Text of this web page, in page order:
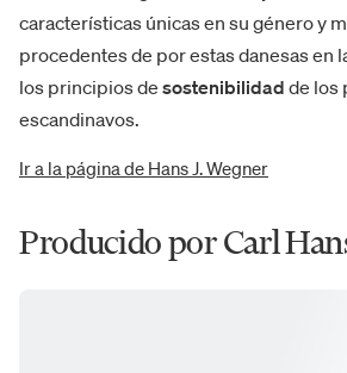
características únicas en su género y
procedentes de por estas danesas en
los principios de sostenibilidad de los
escandinavos.
Ir a la página de Hans J. Wegner
Producido por Carl